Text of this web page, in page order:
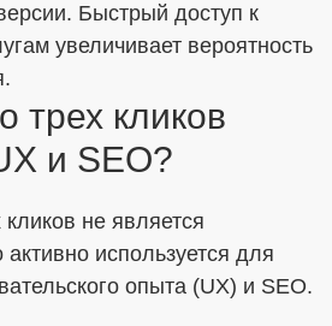
Быстрый доступ к
увеличивает вероятность
трех кликов
и SEO?
не является
используется для
опыта (UX) и SEO.